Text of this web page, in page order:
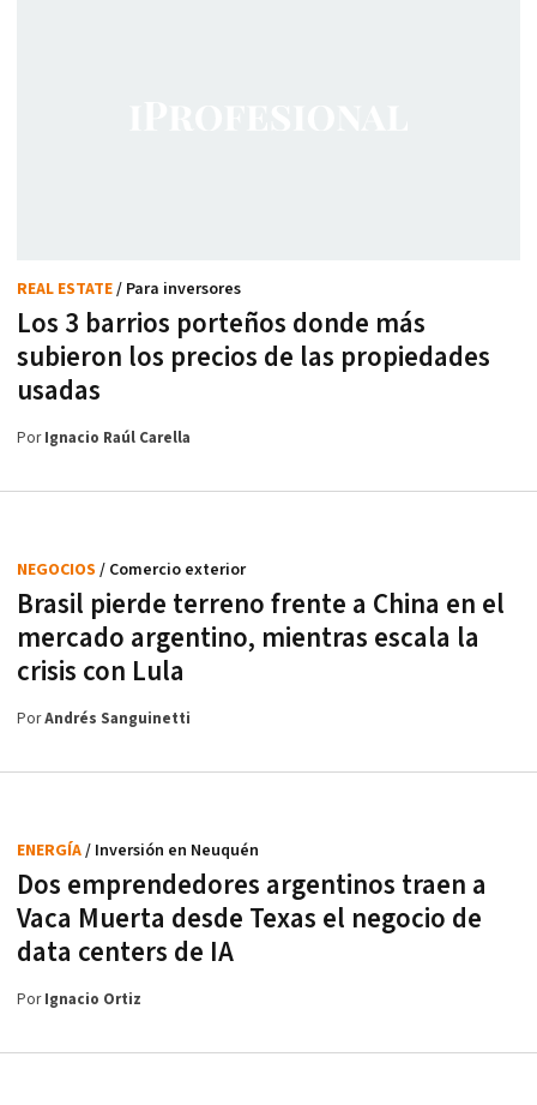
Los 3 barrios porteños donde más
subieron los precios de las propiedades
usadas
REAL ESTATE/ Para inversores
PorIgnacio Raúl Carella
Brasil pierde terreno frente a China en el
mercado argentino, mientras escala la
crisis con Lula
NEGOCIOS / Comercio exterior
PorAndrés Sanguinetti
Dos emprendedores argentinos traen a
Vaca Muerta desde Texas el negocio de
data centers de IA
ENERGÍA/ Inversión en Neuquén
PorIgnacio Ortiz